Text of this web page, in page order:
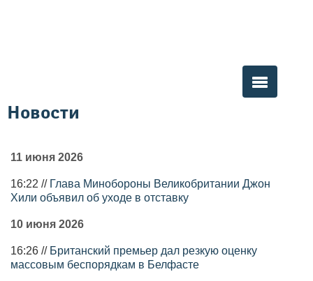
Вы здесь
Новости
11 июня 2026
16:22 // Глава Минобороны Великобритании Джон
Хили объявил об уходе в отставку
10 июня 2026
16:26 // Британский премьер дал резкую оценку
массовым беспорядкам в Белфасте